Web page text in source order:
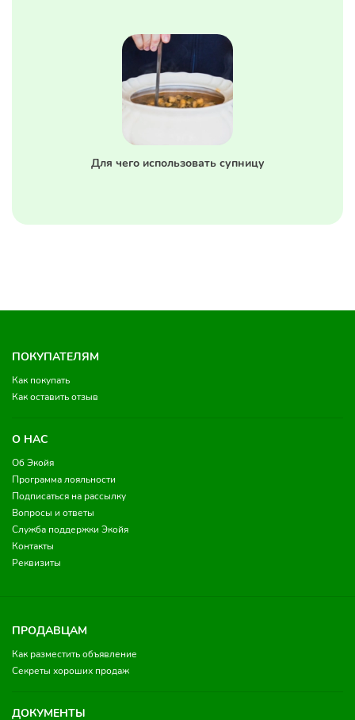
Для чего использовать супницу
ПОКУПАТЕЛЯМ
Как покупать
Как оставить отзыв
О НАС
Об Экойя
Программа лояльности
Подписаться на рассылку
Вопросы и ответы
Служба поддержки Экойя
Контакты
Реквизиты
ПРОДАВЦАМ
Как разместить объявление
Секреты хороших продаж
ДОКУМЕНТЫ